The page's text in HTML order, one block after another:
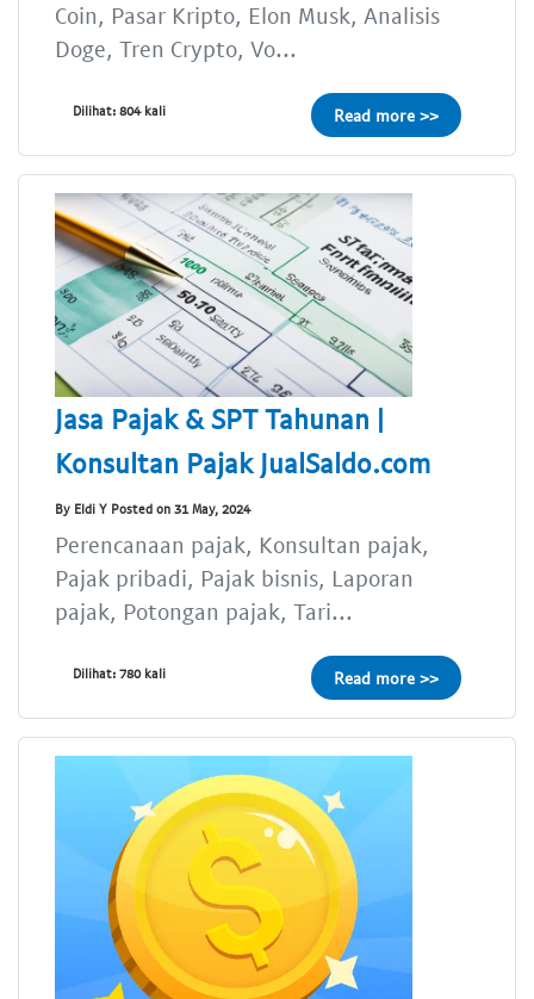
Coin, Pasar Kripto, Elon Musk, Analisis
Doge, Tren Crypto, Vo...
Dilihat: 804 kali Read more >>
Jasa Pajak & SPT Tahunan |
Konsultan Pajak JualSaldo.com
By Eldi Y Posted on 31 May, 2024
Perencanaan pajak, Konsultan pajak,
Pajak pribadi, Pajak bisnis, Laporan
pajak, Potongan pajak, Tari...
Dilihat: 780 kali Read more >>